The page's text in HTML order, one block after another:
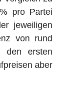
pro Partei
jeweiligen
von rund
den ersten
aber